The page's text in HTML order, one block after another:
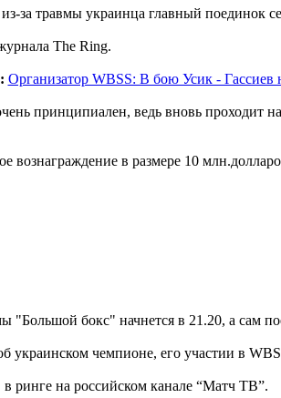
за травмы украинца главный поединок
The Ring.
Организатор WBSS: В бою Усик - Гассиев
принципиален, ведь вновь проходит
вознаграждение в размере 10
бокс" начнется в 21.20, а сам
чемпионе, его участии в
в ринге на российском канале “Матч ТВ”.